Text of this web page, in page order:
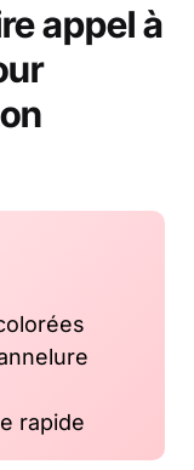
appel à
rapide